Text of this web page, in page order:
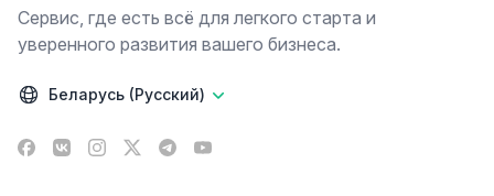
Сервис, где есть всё для легкого старта и
уверенного развития вашего бизнеса.
Беларусь (Русский)
Facebook
VK Instagram
X TelegramYouTube